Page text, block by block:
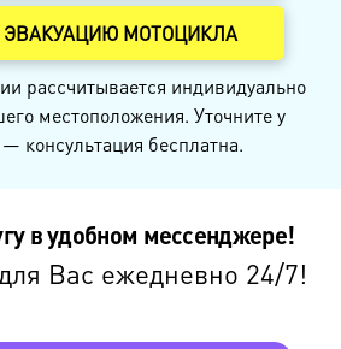
ЭВАКУАЦИЮ МОТОЦИКЛА
рассчитывается индивидуально
местоположения. Уточните у
консультация бесплатна.
в удобном мессенджере!
Вас ежедневно 24/7!